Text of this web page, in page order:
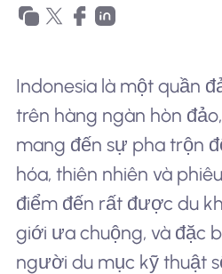
Indonesia là một quần
trên hàng ngàn hòn
mang đến sự pha trộn
hóa, thiên nhiên và
điểm đến rất được du
giới ưa chuộng, và đặc
người du mục kỹ thuật